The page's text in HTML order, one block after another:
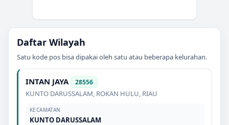
Daftar Wilayah
Satu kode pos bisa dipakai oleh satu atau beberapa kelurahan.
INTAN JAYA 28556
KUNTO DARUSSALAM, ROKAN HULU, RIAU
KECAMATAN
KUNTO DARUSSALAM